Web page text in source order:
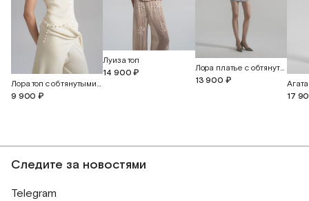
Лора топ с обтянутыми пуговицами
9 900 ₽
Луиза топ
14 900 ₽
Лора платье с обтянутыми пуговицами
13 900 ₽
17
Следите за новостями
Telegram